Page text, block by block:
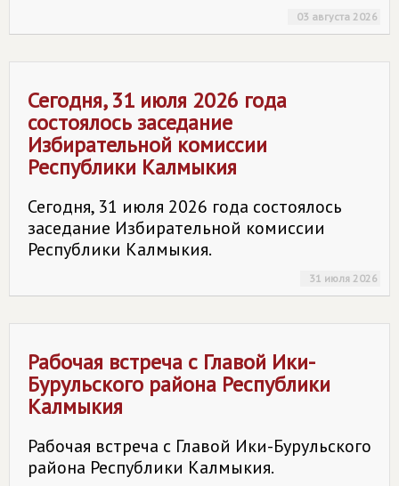
03 августа 2026
Сегодня, 31 июля 2026 года
состоялось заседание
Избирательной комиссии
Республики Калмыкия
Сегодня, 31 июля 2026 года состоялось
заседание Избирательной комиссии
Республики Калмыкия.
31 июля 2026
Рабочая встреча с Главой Ики-
Бурульского района Республики
Калмыкия
Рабочая встреча с Главой Ики-Бурульского
района Республики Калмыкия.